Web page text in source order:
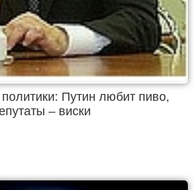
Путин любит пиво,
– виски